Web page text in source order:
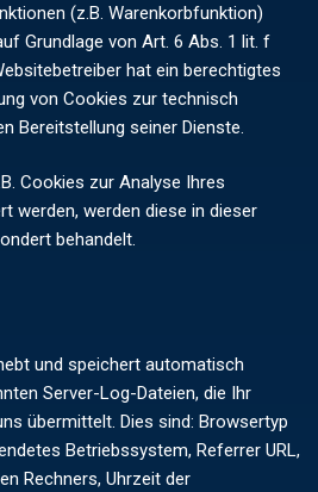
(z.B. Warenkorbfunktion)
Grundlage von Art. 6 Abs. 1 lit. f
hat ein berechtigtes
von Cookies zur technisch
Bereitstellung seiner Dienste.
Cookies zur Analyse Ihres
werden, werden diese in dieser
behandelt.
und speichert automatisch
Server-Log-Dateien, die Ihr
übermittelt. Dies sind: Browsertyp
Betriebssystem, Referrer URL,
Rechners, Uhrzeit der